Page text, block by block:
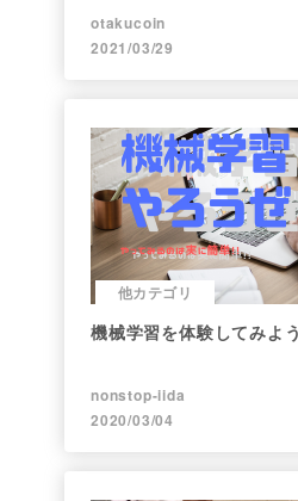
ト】
otakucoin
2021/03/29
他カテゴリ
機械学習を体験してみよ
nonstop-iida
2020/03/04